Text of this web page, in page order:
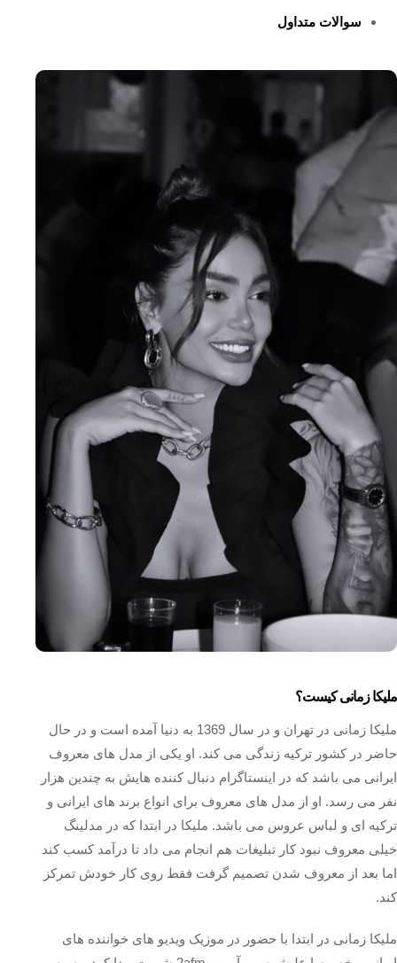
سوالات متداول
ملیکا زمانی کیست؟
ملیکا زمانی در تهران و در سال 1369 به دنیا آمده است و در حال
حاضر در کشور ترکیه زندگی می کند. او یکی از مدل های معروف
ایرانی می باشد که در اینستاگرام دنبال کننده هایش به چندین هزار
نفر می رسد. او از مدل های معروف برای انواع برند های ایرانی و
ترکیه ای و لباس عروس می باشد. ملیکا در ابتدا که در مدلینگ
خیلی معروف نبود کار تبلیغات هم انجام می داد تا درآمد کسب کند
اما بعد از معروف شدن تصمیم گرفت فقط روی کار خودش تمرکز
کند.
ملیکا زمانی در ابتدا با حضور در موزیک ویدیو های خواننده های